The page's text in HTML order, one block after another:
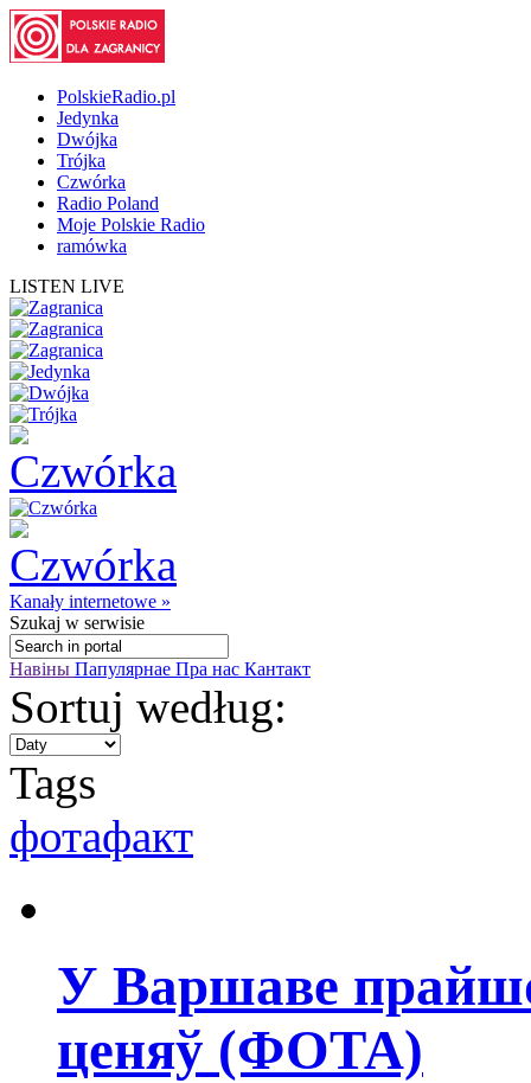
PolskieRadio.pl
Jedynka
Dwójka
Trójka
Czwórka
Radio Poland
Moje Polskie Radio
ramówka
LISTEN LIVE
Kanały internetowe »
Szukaj w serwisie
Навіны Папулярнае Пра нас Кантакт
Sortuj według:
Tags
фотафакт
У Варшаве
ценяў (ФОТА)